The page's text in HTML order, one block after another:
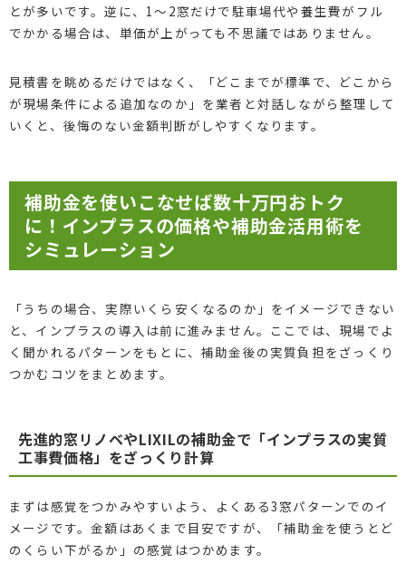
とが多いです。逆に、1〜2窓だけで駐車場代や養生費がフル
でかかる場合は、単価が上がっても不思議ではありません。
見積書を眺めるだけではなく、「どこまでが標準で、どこから
が現場条件による追加なのか」を業者と対話しながら整理して
いくと、後悔のない金額判断がしやすくなります。
補助金を使いこなせば数十万円おトク
に！インプラスの価格や補助金活用術を
シミュレーション
「うちの場合、実際いくら安くなるのか」をイメージできない
と、インプラスの導入は前に進みません。ここでは、現場でよ
く聞かれるパターンをもとに、補助金後の実質負担をざっくり
つかむコツをまとめます。
先進的窓リノベやLIXILの補助金で「インプラスの実質
工事費価格」をざっくり計算
まずは感覚をつかみやすいよう、よくある3窓パターンでのイ
メージです。金額はあくまで目安ですが、「補助金を使うとど
のくらい下がるか」の感覚はつかめます。